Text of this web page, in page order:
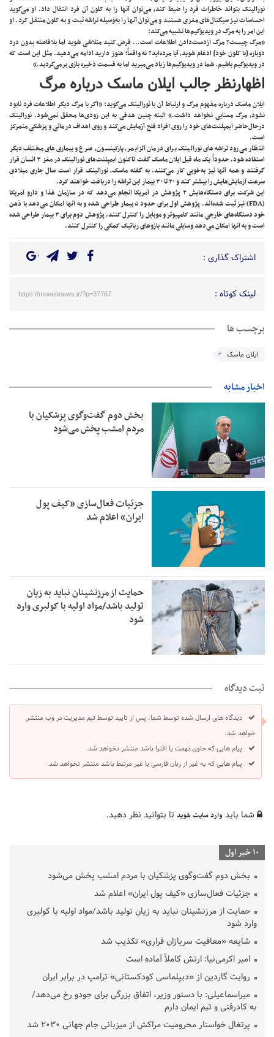
نورالینک بتواند خاطرات فرد را ضبط کند، می‌توان آنها را به کلون آن فرد انتقال داد. او می‌گوید
احساسات نیز سیگنال‌های مغزی هستند و می‌توان آنها را به‌وسیله تراشه ثبت و به کلون منتقل کرد. او
این امر را به مرگ در ویدیوگیم‌ها تشبیه می‌کند:
«مرگ چیست؟ مرگ ازدست‌دادن اطلاعات است… فرض کنید متلاشی شوید اما بلافاصله بدون درد
دوباره [با کلون خود] ادغام شوید، آیا مرده‌اید؟ نه واقعاً؛ هنوز دارید ادامه می‌دهید. مثل این است که
در ویدیوگیم باشیم. شما در ویدیوگیم‌ها زیاد می‌میرید اما به قسمت ذخیره‌ بازی برمی‌گردید.»
اظهارنظر جالب ایلان ماسک درباره مرگ
ایلان ماسک درباره مفهوم مرگ و ارتباط آن با نورالینک می‌گوید: «اگر با مرگ دیگر اطلاعات فرد نابود
نشود، مرگ معنایی نخواهد داشت.» البته چنین هدفی به این زودی‌ها محقق نمی‌شود. نورالینک
درحال‌حاضر ایمپلنت‌های خود را روی افراد فلج آزمایش می‌کند و روی اهداف درمانی و پزشکی متمرکز
است.
انتظار می‌رود تراشه‌های نورالینک برای درمان آلزایمر، پارکینسون، صرع و بیماری‌های مختلف دیگر
استفاده شود. حدوداً یک ماه قبل ایلان ماسک گفت تاکنون ایمپلنت‌های نورالینک در مغز ۳ انسان قرار
گرفتند و همه آنها نیز به‌خوبی کار می‌کنند. به گفته ماسک، نورالینک قرار است سال جاری میلادی
سرعت آزمایش‌هایش را بیشتر کند و ۲۰ تا ۳۰ بیمار این تراشه را دریافت خواهند کرد.
این شرکت برای دستگاه‌هایش ۲ پژوهش در آمریکا انجام می‌دهد که در سازمان غذا و دارو آمریکا
(FDA) نیز ثبت شده‌اند. پژوهش اول برای حدود ۵ بیمار طراحی شده و به آنها امکان می‌دهد با ذهن
خود دستگاه‌های خارجی مانند کامپیوتر و موبایل را کنترل کنند. پژوهش دوم برای ۳ بیمار طراحی شده
است و به آنها امکان می‌دهد وسایلی مانند بازوهای رباتیک کمکی را کنترل کنند.
اشتراک گذاری :
لینک کوتاه : https://moeennews.ir/?p=37767
برچسب ها
ایلان ماسک
اخبار مشابه
بخش دوم گفت‌وگوی پزشکیان با
مردم امشب پخش می‌شود
جزئیات فعال‌سازی «کیف پول
ایران» اعلام شد
حمایت از مرزنشینان نباید به زیان
تولید باشد/مواد اولیه با کولبری وارد
شود
ثبت دیدگاه
دیدگاه های ارسال شده توسط شما، پس از تایید توسط تیم مدیریت در وب منتشر
خواهد شد.
پیام هایی که حاوی تهمت یا افترا باشد منتشر نخواهد شد.
پیام هایی که به غیر از زبان فارسی یا غیر مرتبط باشد منتشر نخواهد شد.
شما باید وارد سایت شوید تا بتوانید نظر دهید.
10 خبر اول
بخش دوم گفت‌وگوی پزشکیان با مردم امشب پخش می‌شود
جزئیات فعال‌سازی «کیف پول ایران» اعلام شد
حمایت از مرزنشینان نباید به زیان تولید باشد/مواد اولیه با کولبری
وارد شود
شایعه «معافیت سربازان فراری» تکذیب شد
امیر اکرمی‌نیا: ارتش کاملاً آماده است
روایت گاردین از «دیپلماسی کودکستانی» ترامپ در برابر ایران
میراسماعیلی: با دستور وزیر، اتفاق بزرگی برای جودو رخ می‌دهد/
به کادرفنی و تیم ایمان دارم
پرتغال خواستار محرومیت مراکش از میزبانی جام جهانی ۲۰۳۰ شد